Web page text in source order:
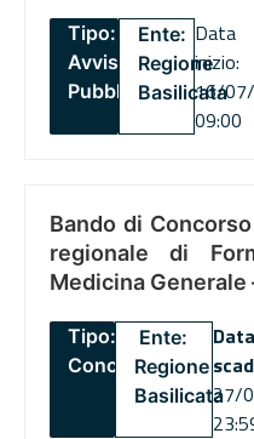
Tipo:
Avviso
Pubblico
Ente:
Regione
Basilicata
Data
inizio:
16/
09:00
Bando di
regionale di
Medicina
Tipo:
Concorsi
Ente:
Regione
Basilicata27/